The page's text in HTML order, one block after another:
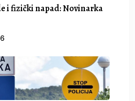
i fizički napad: Novinarka